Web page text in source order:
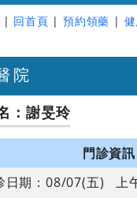
| 回首頁 | 預約領藥 |
院
：謝旻玲
門診資訊
日期：08/07(五) 上